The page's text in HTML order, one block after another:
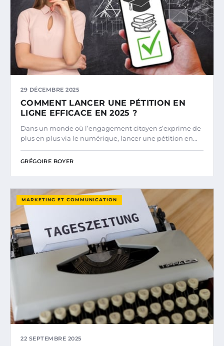
29 DÉCEMBRE 2025
COMMENT LANCER UNE PÉTITION EN
LIGNE EFFICACE EN 2025 ?
Dans un monde où l’engagement citoyen s’exprime de
plus en plus via le numérique, lancer une pétition en…
GRÉGOIRE BOYER
MARKETING ET COMMUNICATION
22 SEPTEMBRE 2025